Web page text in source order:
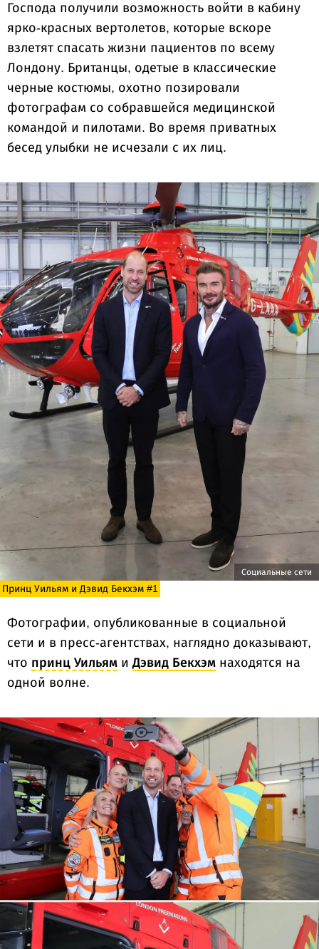
Господа получили возможность войти в кабину
ярко-красных вертолетов, которые вскоре
взлетят спасать жизни пациентов по всему
Лондону. Британцы, одетые в классические
черные костюмы, охотно позировали
фотографам со собравшейся медицинской
командой и пилотами. Во время приватных
бесед улыбки не исчезали с их лиц.
Социальные сети
Принц Уильям и Дэвид Бекхэм #1
Фотографии, опубликованные в социальной
сети и в пресс-агентствах, наглядно доказывают,
что принц Уильям иДэвид Бекхэм находятся на
одной волне.